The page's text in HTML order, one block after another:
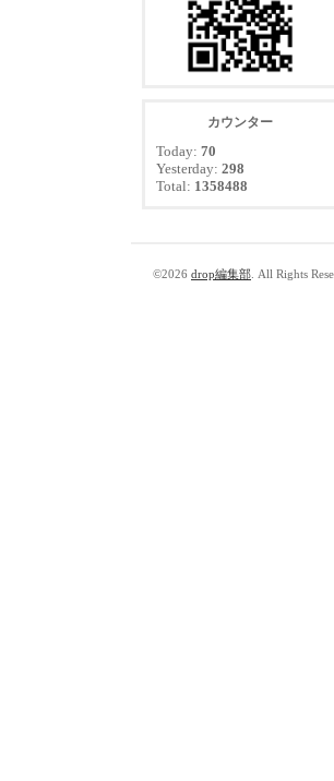
カウンター
Today: 70
Yesterday: 298
Total: 1358488
©2026 drop編集部 . All Rights